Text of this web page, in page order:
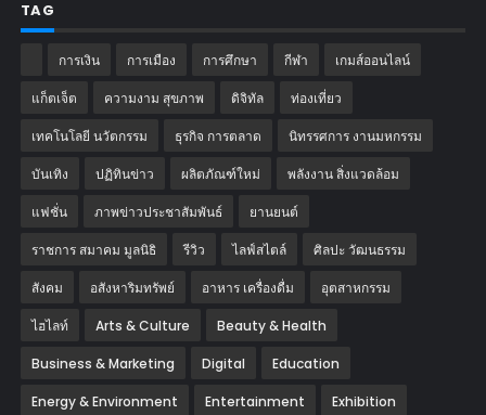
TAG
การเงิน การเมือง การศึกษา กีฬา เกมส์ออนไลน์
แก็ตเจ็ต ความงาม สุขภาพ ดิจิทัล ท่องเที่ยว
เทคโนโลยี นวัตกรรม ธุรกิจ การตลาด นิทรรศการ งานมหกรรม
บันเทิง ปฏิทินข่าว ผลิตภัณฑ์ใหม่ พลังงาน สิ่งแวดล้อม
แฟชั่น ภาพข่าวประชาสัมพันธ์ ‎ยานยนต์‎
ราชการ สมาคม มูลนิธิ รีวิว ไลฟ์สไตล์ ศิลปะ วัฒนธรรม
สังคม อสังหาริมทรัพย์ อาหาร เครื่องดื่ม อุตสาหกรรม
ไฮไลท์ Arts & Culture Beauty & Health
Business & Marketing Digital Education
Energy & Environment Entertainment Exhibition